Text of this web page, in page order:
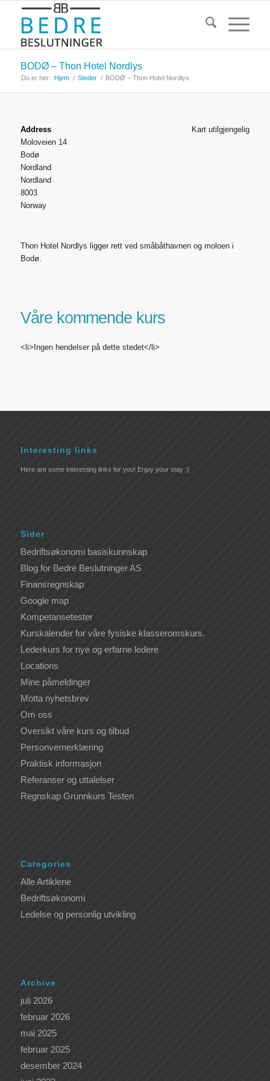
BODØ – Thon Hotel Nordlys
Du er her: Hjem / Steder / BODØ – Thon Hotel Nordlys
Kart utilgjengelig
Address
Moloveien 14
Bodø
Nordland
Nordland
8003
Norway
Thon Hotel Nordlys ligger rett ved småbåthavnen og moloen i
Bodø.
Våre kommende kurs
<li>Ingen hendelser på dette stedet</li>
Interesting links
Here are some interesting links for you! Enjoy your stay :)
Sider
Bedriftsøkonomi basiskunnskap
Blog for Bedre Beslutninger AS
Finansregnskap
Google map
Kompetansetester
Kurskalender for våre fysiske klasseromskurs.
Lederkurs for nye og erfarne ledere
Locations
Mine påmeldinger
Motta nyhetsbrev
Om oss
Oversikt våre kurs og tilbud
Personvernerklæring
Praktisk informasjon
Referanser og uttalelser
Regnskap Grunnkurs Testen
Categories
Alle Artiklene
Bedriftsøkonomi
Ledelse og personlig utvikling
Archive
juli 2026
februar 2026
mai 2025
februar 2025
desember 2024